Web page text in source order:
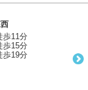
歩11分
歩15分
歩19分